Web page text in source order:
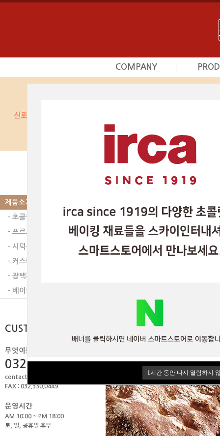
1시간 동안 다시 열람하지
COMPANY
회사소개
초
베이커
제품소개
- 초콜릿
- 프르트잼
- 시덕션라인
- 커스타드믹스
- 광택제
- 베이커리믹스
CUSTOMER
무엇이든 물어보세요.
032.506.1979
contact@skyint.co.kr
FAX : 032.330.0449
운영시간
AM 10:00 ~ PM 18:00
토, 일, 공휴일 휴무
다음글